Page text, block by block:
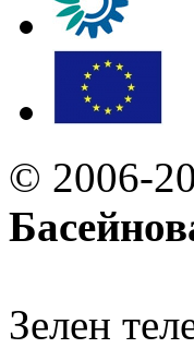
© 2006-
Зелен